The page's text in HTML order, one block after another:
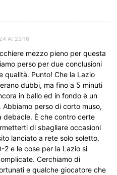
At 23:16
mezzo pieno per questa
perso per due conclusioni
qualità. Punto! Che la Lazio
dubbi, ma fino a 5 minuti
in ballo ed in fondo è un
Abbiamo perso di corto muso,
debacle. È che contro certe
di sbagliare occasioni
lanciato a rete solo soletto.
2 e le cose per la Lazio si
Cerchiamo di
e qualche giocatore che